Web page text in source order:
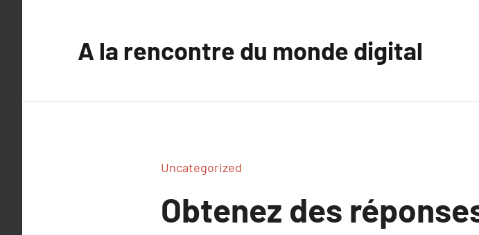
A la rencontre du monde digital
Uncategorized
Obtenez des